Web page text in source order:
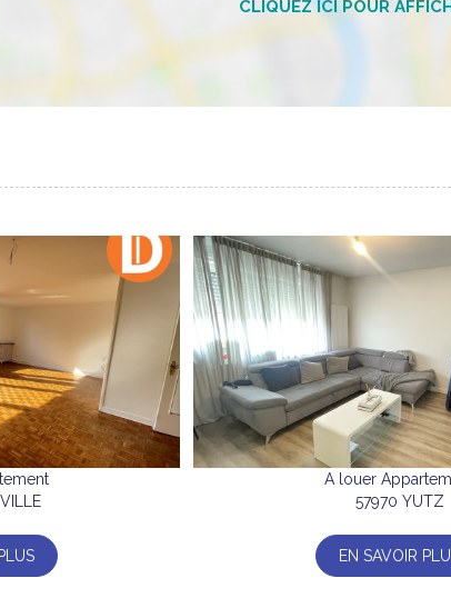
A louer
57970 YUTZ
EN SAVOIR